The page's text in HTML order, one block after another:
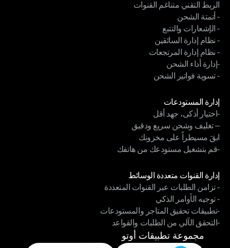
اشحن بأسعار أوتو المخفضة
الربط التقني متناغم القنوات
الربط التقني متناغم القنوات
- أتمتة الشحن
- أتمتة الشحن
- الإشعارات والتتبع
- الإشعارات والتتبع
- نظام إدارة السائقين
- نظام إدارة السائقين
- نظام إدارة المرتجعات
- نظام إدارة المرتجعات
-إدارة أداء الشحن
-إدارة أداء الشحن
- تسوية فواتير الشحن
إدارة المستودعات
إدارة المستودعات
-اختيار أذكى، جهد أقل
-اختيار أذكى، جهد أقل
– تغليف وشحن سريع ودقيق
– تغليف وشحن سريع ودقيق
ابقَ مسيطراً على مخزونك
ابقَ مسيطراً على مخزونك
-قم بتشغيل مستودعك من هاتفك
إدارة القنوات متعددة الوسائط
إدارة القنوات متعددة الوسائط
- تزامن الطلبات عبر القنوات المتعددة
- تزامن الطلبات عبر القنوات المتعددة
- توجيه الأوامر الذكي
- توجيه الأوامر الذكي
-تطبيقات تحقيق المتاجر والمستودعات
-تطبيقات تحقيق المتاجر والمستودعات
-التحقق الآلي من الطلبات والقواعد
-التحقق الآلي من الطلبات والقواعد
مجموعة تطبيقات أوتو